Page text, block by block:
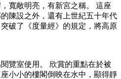
寬敞明亮，有新宮之稱。 這座
陳設之外，還有上世紀五十年代
破了《度量經》的規定，將高原
覽室使用。 欣賞的重點在於被
小小的樓閣倒映在水中，顯得靜